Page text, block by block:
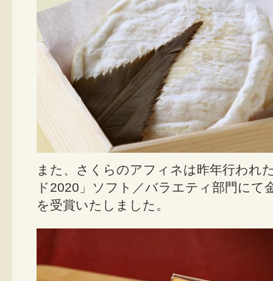
また、さくらのアフィネは昨年行われ
ド2020」ソフト／バラエティ部門にて
を受賞いたしました。